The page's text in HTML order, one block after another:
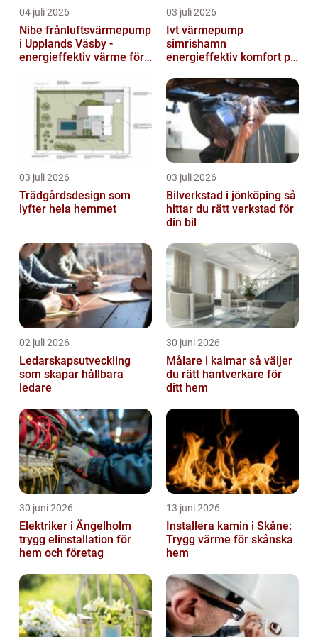
04 juli 2026
Nibe frånluftsvärmepump
i Upplands Väsby -
energieffektiv värme för
03 juli 2026
Ivt värmepump
simrishamn
energieffektiv komfort på
03 juli 2026
Trädgårdsdesign som
lyfter hela hemmet
03 juli 2026
Bilverkstad i jönköping så
hittar du rätt verkstad för
din bil
02 juli 2026
Ledarskapsutveckling
som skapar hållbara
ledare
30 juni 2026
Målare i kalmar så väljer
du rätt hantverkare för
ditt hem
30 juni 2026
Elektriker i Ängelholm
trygg elinstallation för
hem och företag
13 juni 2026
Installera kamin i Skåne:
Trygg värme för skånska
hem